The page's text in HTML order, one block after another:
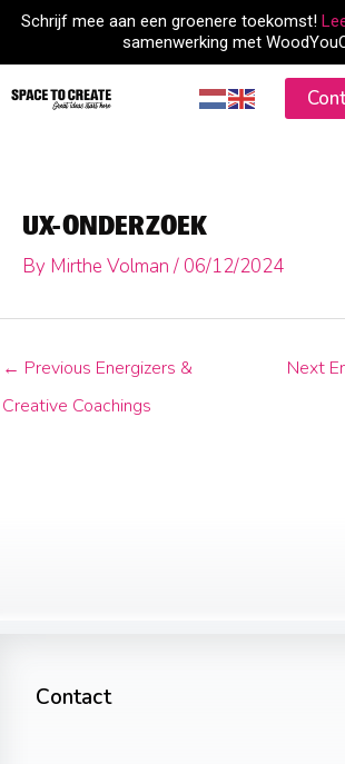
SkipSchrijf mee aan een groenere toekomst!
samenwerking met
UX-ONDERZOEK
By Mirthe Volman / 06/12/2024
← Previous Energizers &
Creative Coachings
Next
Contact